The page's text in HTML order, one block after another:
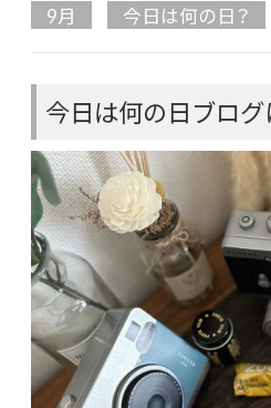
9月 今日は何の日？
今日は何の日ブログ